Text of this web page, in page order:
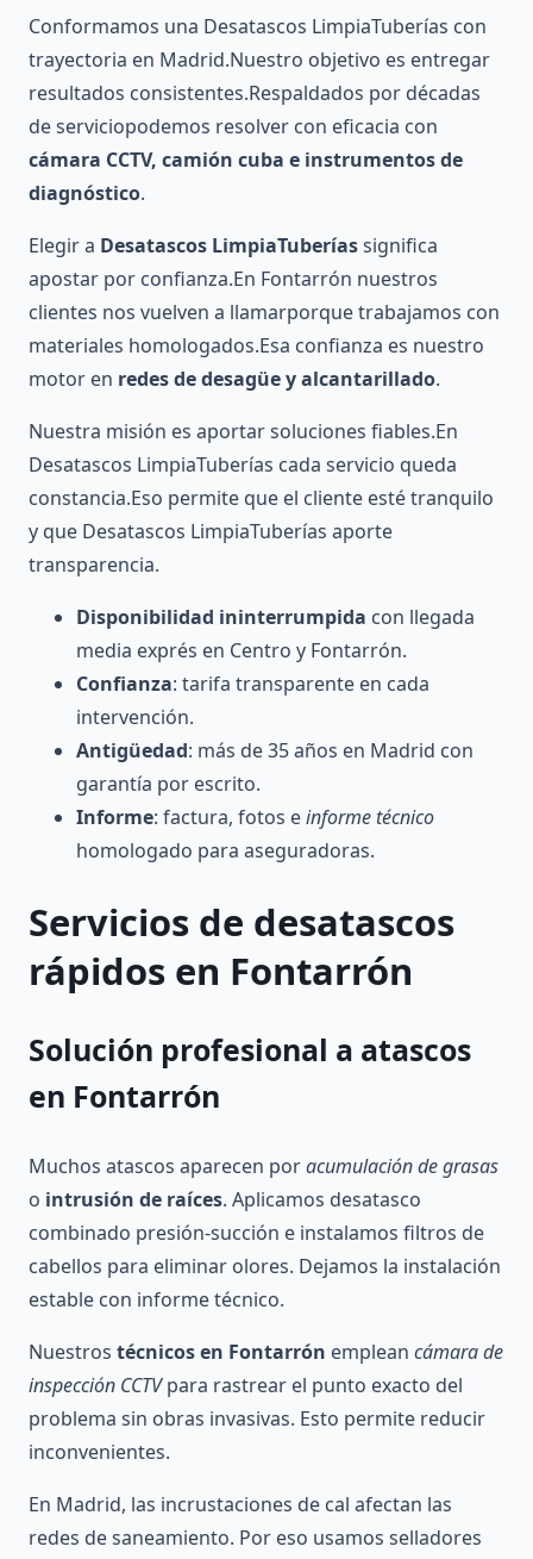
Conformamos una Desatascos LimpiaTuberías con
trayectoria en Madrid.Nuestro objetivo es entregar
resultados consistentes.Respaldados por décadas
de serviciopodemos resolver con eficacia con
cámara CCTV, camión cuba e instrumentos de
diagnóstico.
Elegir a Desatascos LimpiaTuberíassignifica
apostar por confianza.En Fontarrón nuestros
clientes nos vuelven a llamarporque trabajamos con
materiales homologados.Esa confianza es nuestro
motor en redes de desagüe y alcantarillado.
Nuestra misión es aportar soluciones fiables.En
Desatascos LimpiaTuberías cada servicio queda
constancia.Eso permite que el cliente esté tranquilo
y que Desatascos LimpiaTuberías aporte
transparencia.
Disponibilidad ininterrumpida con llegada
media exprés en Centro y Fontarrón.
Confianza: tarifa transparente en cada
intervención.
Antigüedad: más de 35 años en Madrid con
garantía por escrito.
Informe: factura, fotos einforme técnico
homologado para aseguradoras.
Servicios de desatascos
rápidos en Fontarrón
Solución profesional a atascos
en Fontarrón
Muchos atascos aparecen poracumulación de grasas
o intrusión de raíces. Aplicamos desatasco
combinado presión-succión e instalamos filtros de
cabellos para eliminar olores. Dejamos la instalación
estable con informe técnico.
Nuestros técnicos en Fontarrón emplean cámara de
inspección CCTVpara rastrear el punto exacto del
problema sin obras invasivas. Esto permite reducir
inconvenientes.
En Madrid, las incrustaciones de cal afectan las
redes de saneamiento. Por eso usamos selladores